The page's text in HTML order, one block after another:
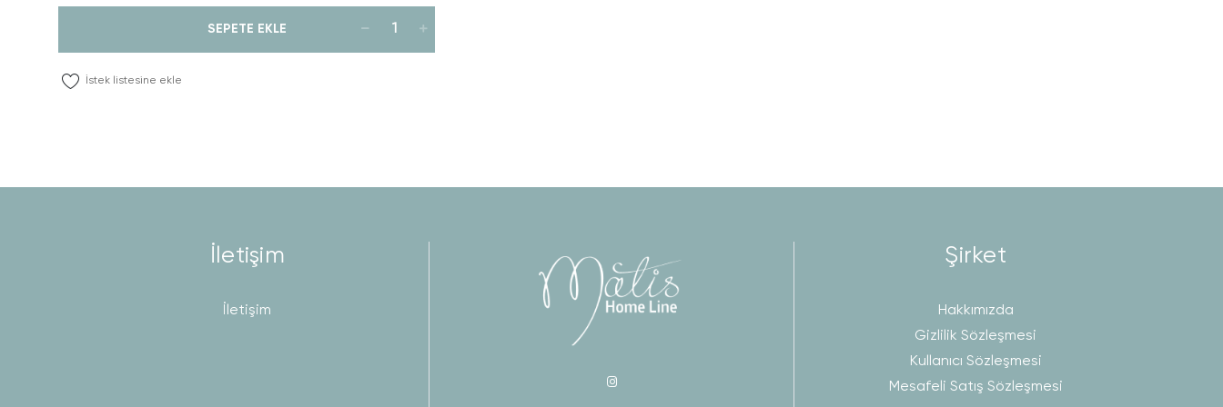
SEPETE EKLE
İstek listesine ekle
İletişim
İletişim
Şirket
Hakkımızda
Gizlilik Sözleşmesi
Kullanıcı Sözleşmesi
Mesafeli Satış Sözleşmesi